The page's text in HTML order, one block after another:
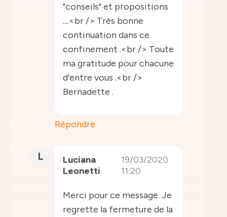
"conseils" et propositions
....<br /> Très bonne
continuation dans ce
confinement .<br /> Toute
ma gratitude pour chacune
d'entre vous .<br />
Bernadette .
Répondre
L
Luciana
Leonetti
19/03/2020
11:20
Merci pour ce message. Je
regrette la fermeture de la